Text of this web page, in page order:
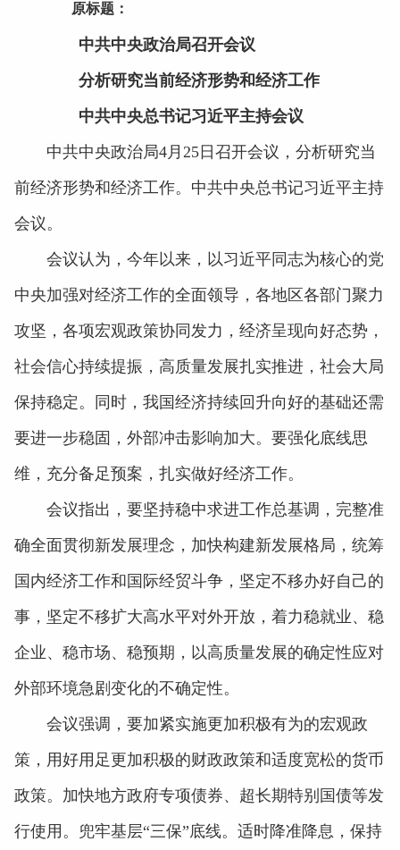
原标题：
中共中央政治局召开会议
分析研究当前经济形势和经济工作
中共中央总书记习近平主持会议
中共中央政治局4月25日召开会议，分析研究当
前经济形势和经济工作。中共中央总书记习近平主持
会议。
会议认为，今年以来，以习近平同志为核心的党
中央加强对经济工作的全面领导，各地区各部门聚力
攻坚，各项宏观政策协同发力，经济呈现向好态势，
社会信心持续提振，高质量发展扎实推进，社会大局
保持稳定。同时，我国经济持续回升向好的基础还需
要进一步稳固，外部冲击影响加大。要强化底线思
维，充分备足预案，扎实做好经济工作。
会议指出，要坚持稳中求进工作总基调，完整准
确全面贯彻新发展理念，加快构建新发展格局，统筹
国内经济工作和国际经贸斗争，坚定不移办好自己的
事，坚定不移扩大高水平对外开放，着力稳就业、稳
企业、稳市场、稳预期，以高质量发展的确定性应对
外部环境急剧变化的不确定性。
会议强调，要加紧实施更加积极有为的宏观政
策，用好用足更加积极的财政政策和适度宽松的货币
政策。加快地方政府专项债券、超长期特别国债等发
行使用。兜牢基层“三保”底线。适时降准降息，保持